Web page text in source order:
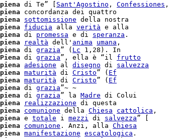
piena di Te” [ Sant' Agostino , Confessiones ,
piena concordanza dei quattro
piena sottomissione della nostra
piena fiducia alla verità e alla
piena di promessa e di speranza .
piena realtà dell' anima umana ,
piena di grazia” ( Lc 1,28). In
Piena di grazia”, ella è “il frutto
piena adesione al disegno di salvezza
piena maturità di Cristo” ( Ef
piena maturità di Cristo” ( Ef
piena di grazia”~ ~
piena di grazia” la Madre di Colui
piena realizzazione di questa
piena comunione della Chiesa cattolica ,
piena e totale i mezzi di salvezza” [
piena comunione . Anzi, alla Chiesa
piena manifestazione escatologica .